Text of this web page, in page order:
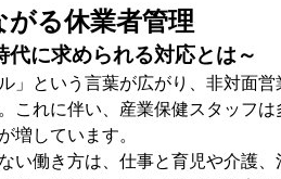
る休業者管理
代に求められる対応とは～
」という言葉が広がり、非対面
これに伴い、産業保健スタッフ
増しています。
い働き方は、仕事と育児や介護